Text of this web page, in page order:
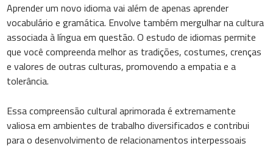
Aprender um novo idioma vai além de apenas aprender
vocabulário e gramática. Envolve também mergulhar na cultura
associada à língua em questão. O estudo de idiomas permite
que você compreenda melhor as tradições, costumes, crenças
e valores de outras culturas, promovendo a empatia e a
tolerância.
Essa compreensão cultural aprimorada é extremamente
valiosa em ambientes de trabalho diversificados e contribui
para o desenvolvimento de relacionamentos interpessoais